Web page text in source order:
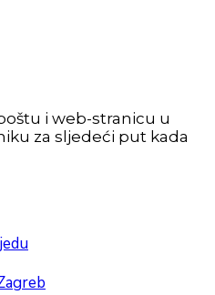
i web-stranicu u
za sljedeći put kada